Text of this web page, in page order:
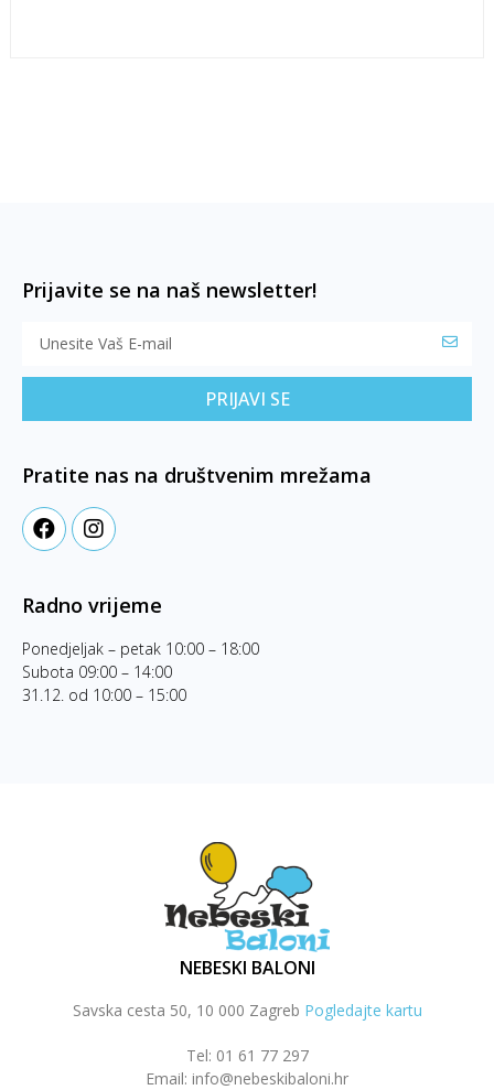
Prijavite se na naš newsletter!
PRIJAVI SE
Pratite nas na društvenim mrežama
Radno vrijeme
Ponedjeljak – petak 10:00 – 18:00
Subota 09:00 – 14:00
31.12. od 10:00 – 15:00
NEBESKI BALONI
Savska cesta 50, 10 000 Zagreb Pogledajte kartu
Tel: 01 61 77 297
Email: info@nebeskibaloni.hr